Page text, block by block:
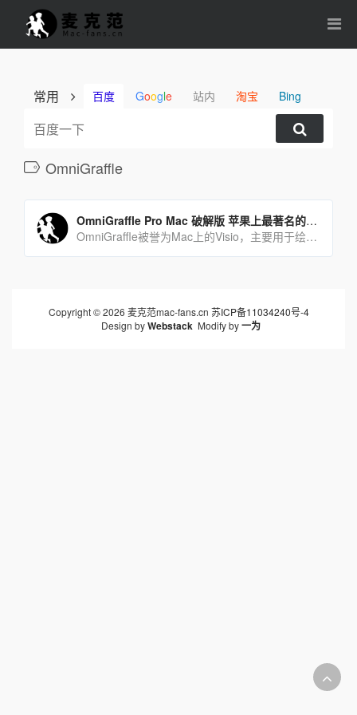
常用 百度 Google 站内 淘宝 Bing
OmniGraffle
OmniGraffle Pro Mac 破解版 苹果上最著名的绘图软件
OmniGraffle被誉为Mac上的Visio，主要用于绘制流程图、图表、组织结构图、UI界面设计等[…]
Copyright © 2026 麦克范mac-fans.cn 苏ICP备11034240号-4
Design byWebstack Modify by一为